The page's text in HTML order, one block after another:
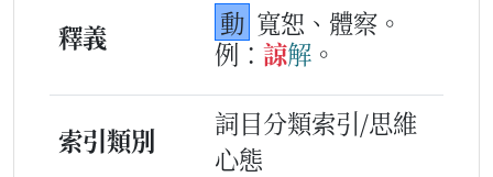
釋義 動 寬恕、體察。
例： 諒解 。
索引類別
詞目分類索引/思維
心態